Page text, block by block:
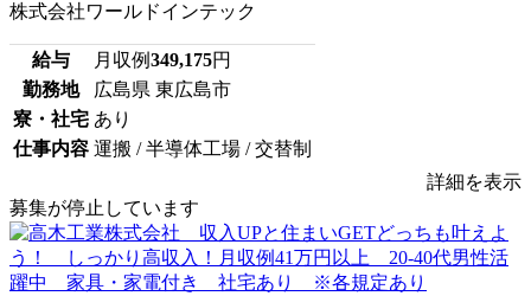
株式会社ワールドインテック
給与 月収例349,175円
勤務地
広島県 東広島市
寮・社宅 あり
仕事内容 運搬 / 半導体工場 / 交替制
詳細を表示
募集が停止しています